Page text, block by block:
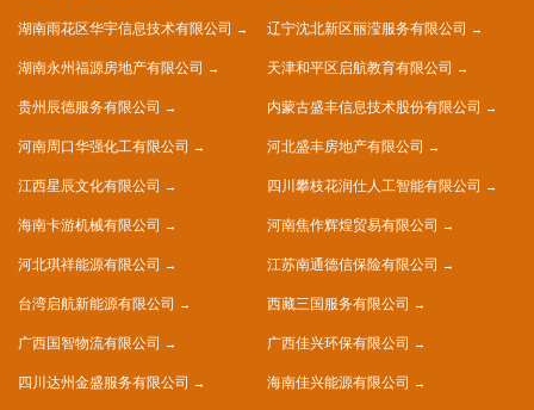
湖南雨花区华宇信息技术有限公司 辽宁沈北新区丽滢服务有限公司
湖南永州福源房地产有限公司 天津和平区启航教育有限公司
贵州辰德服务有限公司 内蒙古盛丰信息技术股份有限公司
河南周口华强化工有限公司 河北盛丰房地产有限公司
江西星辰文化有限公司 四川攀枝花润仕人工智能有限公司
海南卡游机械有限公司 河南焦作辉煌贸易有限公司
河北琪祥能源有限公司 江苏南通德信保险有限公司
台湾启航新能源有限公司 西藏三国服务有限公司
广西国智物流有限公司 广西佳兴环保有限公司
四川达州金盛服务有限公司 海南佳兴能源有限公司